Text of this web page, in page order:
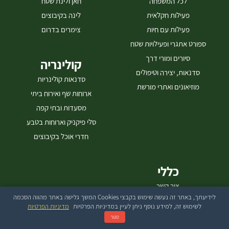
ארוחת טעימות על אש חיה (ט״ו באב) מספר המקומות בכל ארוחה מוגבל
7295875 [gallery
ids="26512,26510,26508,26506,26504,26502,30939,30937,30941"]
פעילות חקלאית
פעילות עם חיות
ספורט אתגרי ופעילויות שטח
סיורים ומורי דרך
סדנאות, יצירה וטיפולים
מוזיאונים ואתרי מורשת
לינה בקיבוצים
צימרים בדרום
קולינריה
סדנאות קולינריות
ארוחות שף ואירוח ביתי
מסעדות ובתי קפה
סלי פיקניק וארוחות בטבע
חדרי אוכל בקיבוצים
כללי
צור קשר
שאלות נפוצות
לידיעתך, באתר זה נעשה שימוש בקבצי Cookies המשך גלישה באתר מהווה הסכמה
לשימוש זה, למידע נוסף ניתן לעיין במדיניות הפרטיות מדיניות הפרטיות
סגור